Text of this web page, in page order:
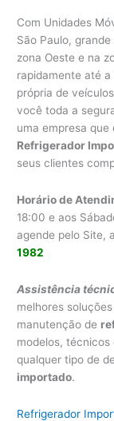
Com Unidades
São Paulo,
zona Oeste e na
rapidamente até
própria de
você toda a
uma empresa que
Refrigerador
seus clientes
Horário de
18:00 e aos
agende pelo Site,
1982
Assistência
melhores
manutenção de
modelos,
qualquer tipo de
importado.
Refrigerador